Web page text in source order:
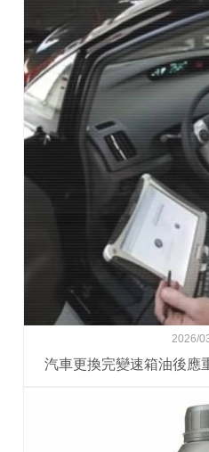
2026/
汽車更換完變速箱油後應